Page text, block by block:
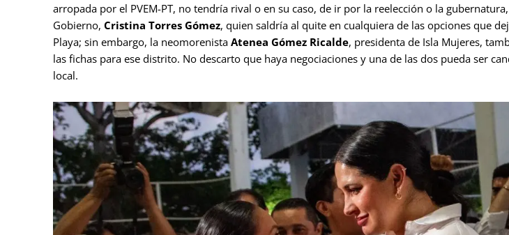
arropada por el PVEM-PT, no tendría rival o en su caso, de ir por la reelección o la
Gobierno, Cristina Torres Gómez, quien saldría al quite en cualquiera de las opciones que
Playa; sin embargo, la neomorenista Atenea Gómez Ricalde, presidenta de Isla Mujeres,
las fichas para ese distrito. No descarto que haya negociaciones y una de las dos pueda ser
local.